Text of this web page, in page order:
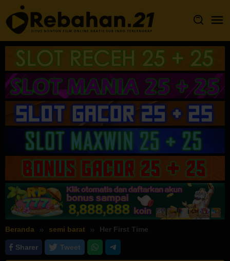
Loncat
ke
konten
Beranda semi barat Her First Time
Sharer Tweet